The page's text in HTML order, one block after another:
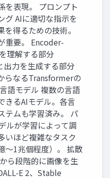
を表現。 プロンプト
グ AIに適切な指示を
得るための技術。
重要。 Encoder-
理解する部分
出力を生成する部分
らなるTransformerの
語モデル 複数の言語
きるAIモデル。各言
テムも学習済み。 パ
ルが学習によって調
いほど複雑なタスク
～1兆個程度）。 拡散
ら段階的に画像を生
E 2、Stable